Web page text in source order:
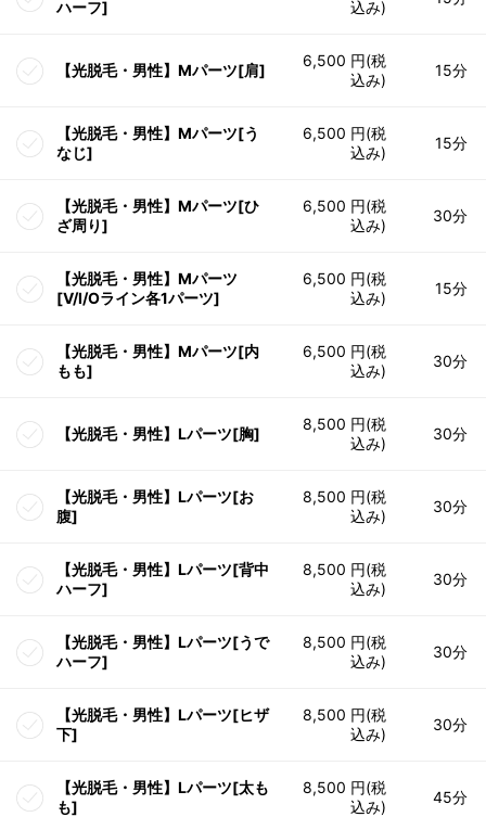
ハーフ]
込み)
【光脱毛・男性】Mパーツ[肩]
6,500 円(税
込み)
15分
【光脱毛・男性】Mパーツ[う
なじ]
6,500 円(税
込み)
15分
【光脱毛・男性】Mパーツ[ひ
ざ周り]
6,500 円(税
込み)
30分
【光脱毛・男性】Mパーツ
[V/I/Oライン各1パーツ]
6,500 円(税
込み)
15分
【光脱毛・男性】Mパーツ[内
もも]
6,500 円(税
込み)
30分
【光脱毛・男性】Lパーツ[胸]
8,500 円(税
込み)
30分
【光脱毛・男性】Lパーツ[お
腹]
8,500 円(税
込み)
30分
【光脱毛・男性】Lパーツ[背中
ハーフ]
8,500 円(税
込み)
30分
【光脱毛・男性】Lパーツ[うで
ハーフ]
8,500 円(税
込み)
30分
【光脱毛・男性】Lパーツ[ヒザ
下]
8,500 円(税
込み)
30分
【光脱毛・男性】Lパーツ[太も
も]
8,500 円(税
込み)
45分